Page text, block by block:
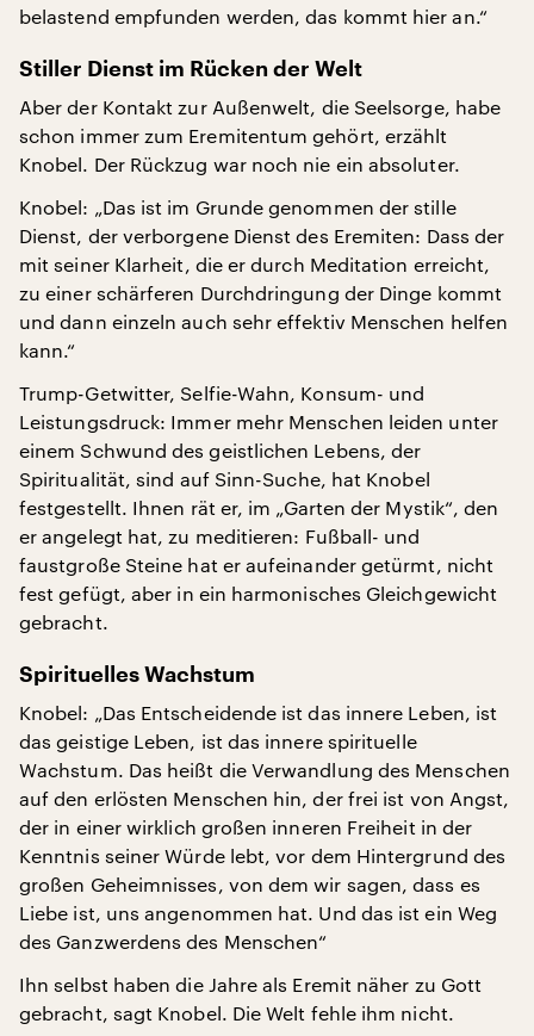
belastend empfunden werden, das kommt hier an.“
Stiller Dienst im Rücken der Welt
Aber der Kontakt zur Außenwelt, die Seelsorge, habe
schon immer zum Eremitentum gehört, erzählt
Knobel. Der Rückzug war noch nie ein absoluter.
Knobel: „Das ist im Grunde genommen der stille
Dienst, der verborgene Dienst des Eremiten: Dass der
mit seiner Klarheit, die er durch Meditation erreicht,
zu einer schärferen Durchdringung der Dinge kommt
und dann einzeln auch sehr effektiv Menschen helfen
kann.“
Trump-Getwitter, Selfie-Wahn, Konsum- und
Leistungsdruck: Immer mehr Menschen leiden unter
einem Schwund des geistlichen Lebens, der
Spiritualität, sind auf Sinn-Suche, hat Knobel
festgestellt. Ihnen rät er, im „Garten der Mystik“, den
er angelegt hat, zu meditieren: Fußball- und
faustgroße Steine hat er aufeinander getürmt, nicht
fest gefügt, aber in ein harmonisches Gleichgewicht
gebracht.
Spirituelles Wachstum
Knobel: „Das Entscheidende ist das innere Leben, ist
das geistige Leben, ist das innere spirituelle
Wachstum. Das heißt die Verwandlung des Menschen
auf den erlösten Menschen hin, der frei ist von Angst,
der in einer wirklich großen inneren Freiheit in der
Kenntnis seiner Würde lebt, vor dem Hintergrund des
großen Geheimnisses, von dem wir sagen, dass es
Liebe ist, uns angenommen hat. Und das ist ein Weg
des Ganzwerdens des Menschen“
Ihn selbst haben die Jahre als Eremit näher zu Gott
gebracht, sagt Knobel. Die Welt fehle ihm nicht.